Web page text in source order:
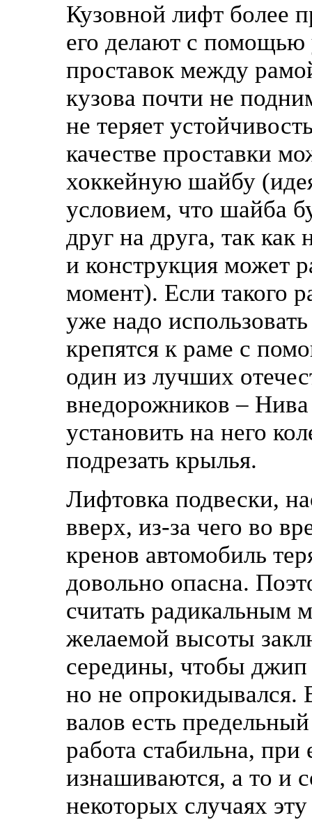
Кузовной лифт более
его делают с помощью
проставок между
кузова почти не
не теряет
качестве проставки
хоккейную шайбу
условием, что шайба
друг на друга, так как
и конструкция может
момент). Если такого
уже надо
крепятся к раме с
один из лучших
внедорожников –
установить на него
подрезать крылья.
Лифтовка подвески,
вверх, из-за чего во
кренов автомобиль
довольно опасна.
считать радикальным
желаемой высоты
середины, чтобы
но не опрокидывался.
валов есть
работа стабильна,
изнашиваются, а то и
некоторых случаях